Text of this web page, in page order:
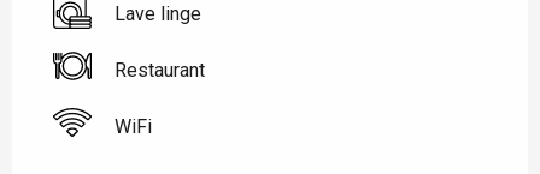
Lave linge
Restaurant
WiFi